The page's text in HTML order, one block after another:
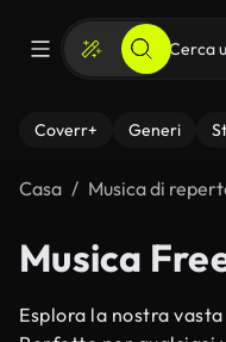
Coverr+ Generi
Casa Musica di
Musica
Esplora la nostra